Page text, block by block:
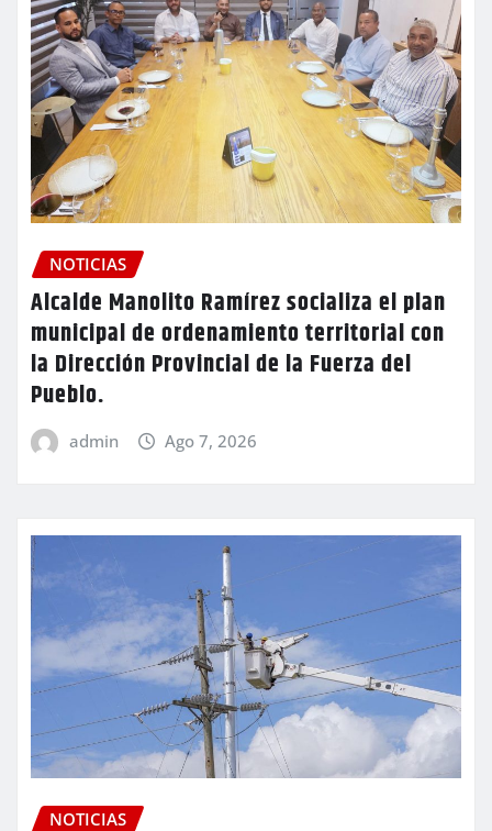
NOTICIAS
Alcalde Manolito Ramírez socializa el plan
municipal de ordenamiento territorial con
la Dirección Provincial de la Fuerza del
Pueblo.
admin Ago 7, 2026
NOTICIAS